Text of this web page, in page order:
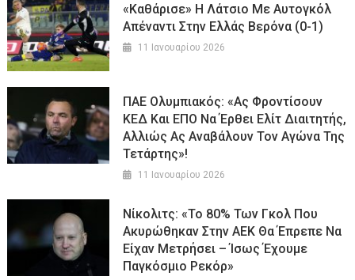
«Καθάρισε» Η Λάτσιο Με Αυτογκόλ
Απέναντι Στην Ελλάς Βερόνα (0-1)
11 Ιανουαρίου 2026
ΠΑΕ Ολυμπιακός: «Ας Φροντίσουν
ΚΕΔ Και ΕΠΟ Να Έρθει Ελίτ Διαιτητής,
Αλλιώς Ας Αναβάλουν Τον Αγώνα Της
Τετάρτης»!
11 Ιανουαρίου 2026
Νίκολιτς: «Το 80% Των Γκολ Που
Ακυρώθηκαν Στην ΑΕΚ Θα Έπρεπε Να
Είχαν Μετρήσει – Ίσως Έχουμε
Παγκόσμιο Ρεκόρ»